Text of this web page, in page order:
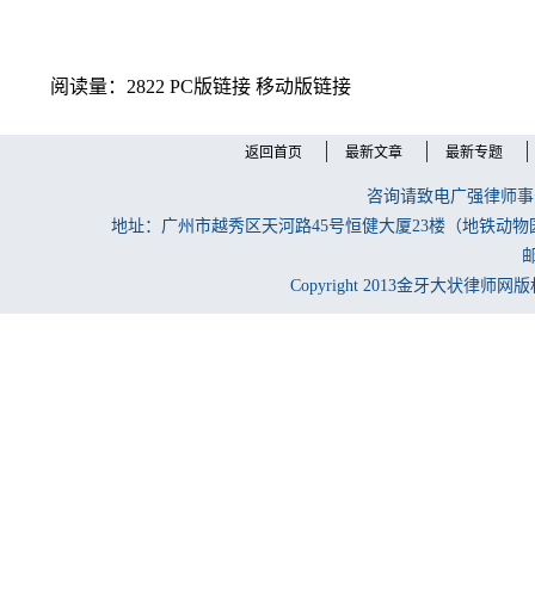
阅读量：2822 PC版链接 移动版链接
返回首页 最新文章 最新专题
咨询请致电广强律师
地址：广州市越秀区天河路45号恒健大厦23楼（地铁动
Copyright 2013金牙大状律师网